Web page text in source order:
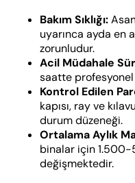
Bakım Sıklığı:
uyarınca ayda en
zorunludur.
Acil Müdahale
saatte
Kontrol Edilen
kapısı, ray ve
durum düzeneği.
Ortalama Aylık
binalar için 1.500-
değişmektedir.